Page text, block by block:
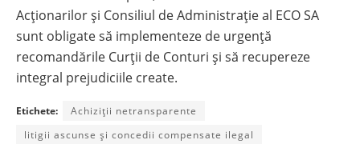
Acționarilor și Consiliul de Administrație al ECO SA
sunt obligate să implementeze de urgență
recomandările Curții de Conturi și să recupereze
integral prejudiciile create.
Etichete:
Achiziții netransparente
litigii ascunse și concedii compensate ilegal